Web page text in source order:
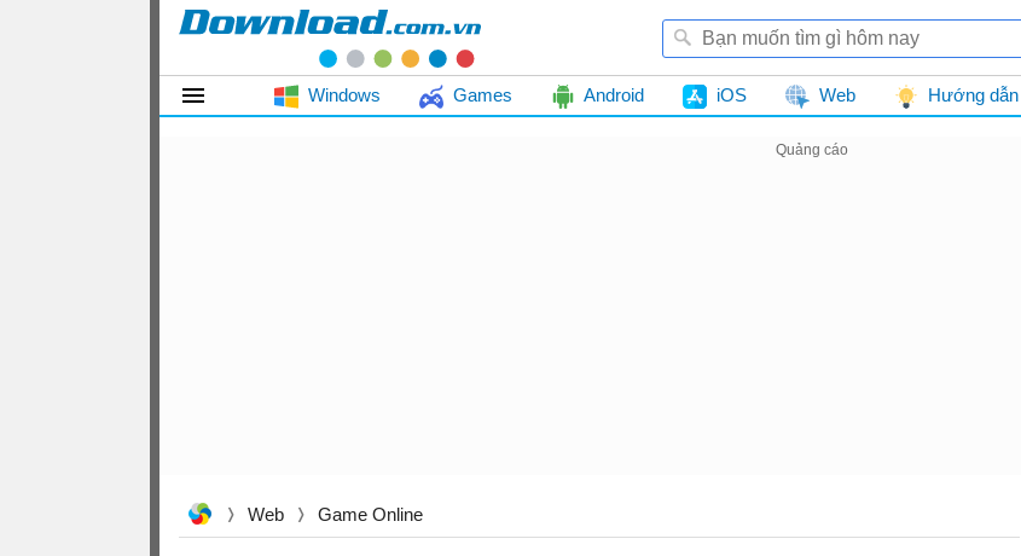
Windows Games Android iOS Web Hướng dẫn
Web Game Online